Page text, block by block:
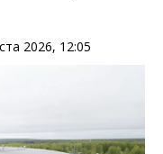
2026, 12:05